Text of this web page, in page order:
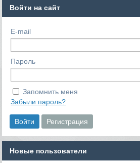
Войти на сайт
E-mail
Пароль
Запомнить меня
Забыли пароль?
Новые пользователи